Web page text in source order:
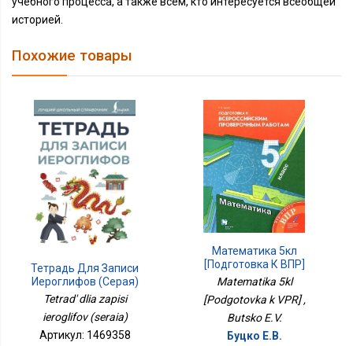
историей.
Похожие товары
Тетрадь Для Записи
Иероглифов (серая)
Tetrad' dlia zapisi
ieroglifov (seraia)
Артикул: 1469358
Математика 5кл
[Подготовка К ВПР]
Matematika 5kl
[Podgotovka k VPR] ,
Butsko E.V.
Буцко Е.В.